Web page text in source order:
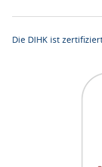
Die DIHK ist